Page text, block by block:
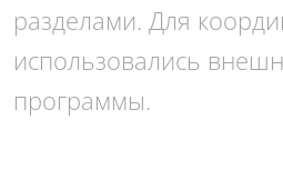
разделами. Для
использовались
программы.